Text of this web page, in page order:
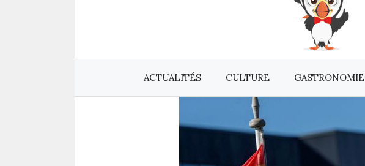
ACTUALITÉS CULTURE GASTRONOMIE